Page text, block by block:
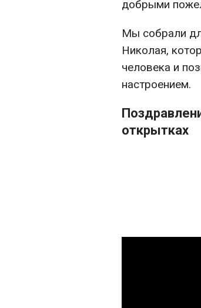
добрыми
Мы собрали
Николая,
человека и
настроением.
открытках